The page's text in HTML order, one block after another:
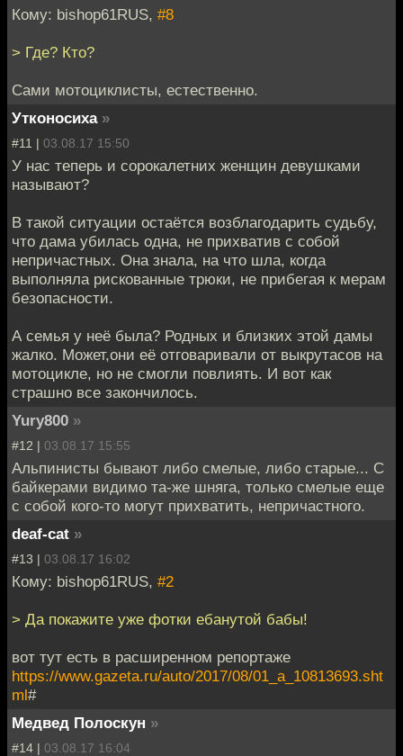
Кому: bishop61RUS, #8
> Где? Кто?
Сами мотоциклисты, естественно.
Утконосиха »
#11 | 03.08.17 15:50
У нас теперь и сорокалетних женщин девушками
называют?
В такой ситуации остаётся возблагодарить судьбу,
что дама убилась одна, не прихватив с собой
непричастных. Она знала, на что шла, когда
выполняла рискованные трюки, не прибегая к мерам
безопасности.
А семья у неё была? Родных и близких этой дамы
жалко. Может,они её отговаривали от выкрутасов на
мотоцикле, но не смогли повлиять. И вот как
страшно все закончилось.
Yury800 »
#12 | 03.08.17 15:55
Альпинисты бывают либо смелые, либо старые... С
байкерами видимо та-же шняга, только смелые еще
с собой кого-то могут прихватить, непричастного.
deaf-cat »
#13 | 03.08.17 16:02
Кому: bishop61RUS, #2
> Да покажите уже фотки ебанутой бабы!
вот тут есть в расширенном репортаже
https://www.gazeta.ru/auto/2017/08/01_a_10813693.sht
ml#
Медвед Полоскун »
#14 | 03.08.17 16:04